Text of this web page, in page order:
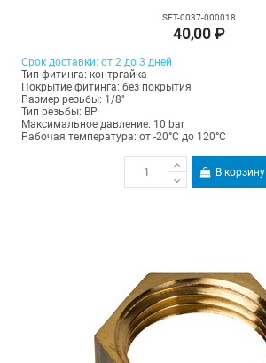
SFT-0037-000018
40,00 ₽
Срок доставки: от 2 до 3 дней
Тип фитинга: контргайка
Покрытие фитинга: без покрытия
Размер резьбы: 1/8"
Тип резьбы: ВР
Максимальное давление: 10 bar
Рабочая температура: от -20°C до 120°C
В корзину